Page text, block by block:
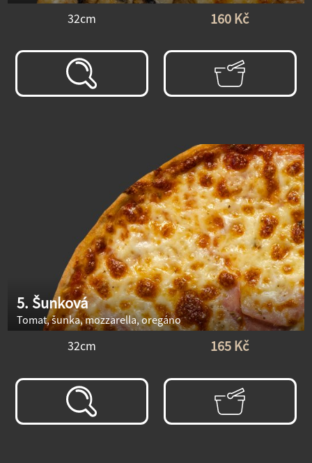
32cm 160 Kč
5. Šunková
Tomat, šunka, mozzarella, oregáno
32cm 165 Kč